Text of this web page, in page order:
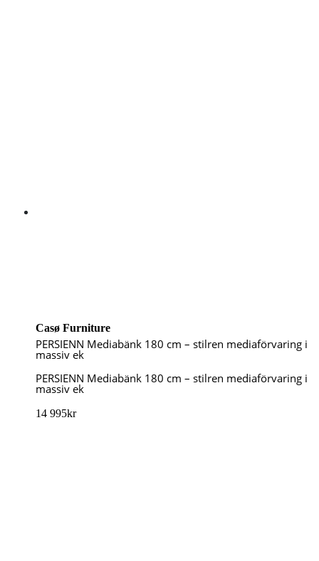
Casø Furniture
PERSIENN Mediabänk 180 cm – stilren mediaförvaring i
massiv ek
PERSIENN Mediabänk 180 cm – stilren mediaförvaring i
massiv ek
14 995kr